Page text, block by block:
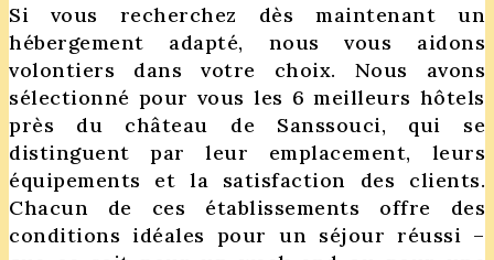
Si vous recherchez dès maintenant un
hébergement adapté, nous vous aidons
volontiers dans votre choix. Nous avons
sélectionné pour vous les 6 meilleurs hôtels
près du château de Sanssouci, qui se
distinguent par leur emplacement, leurs
équipements et la satisfaction des clients.
Chacun de ces établissements offre des
conditions idéales pour un séjour réussi –